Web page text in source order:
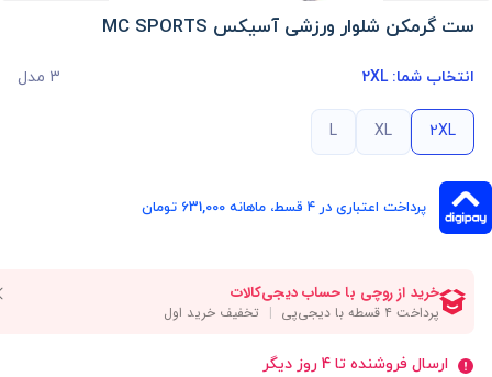
ست گرمکن شلوار ورزشی آسیکس MC SPORTS
انتخاب شما:2XL 3 مدل
2XL
XL
L
پرداخت اعتباری در ۴ قسط، ماهانه 631,000 تومان
ارسال فروشنده تا 4 روز دیگر